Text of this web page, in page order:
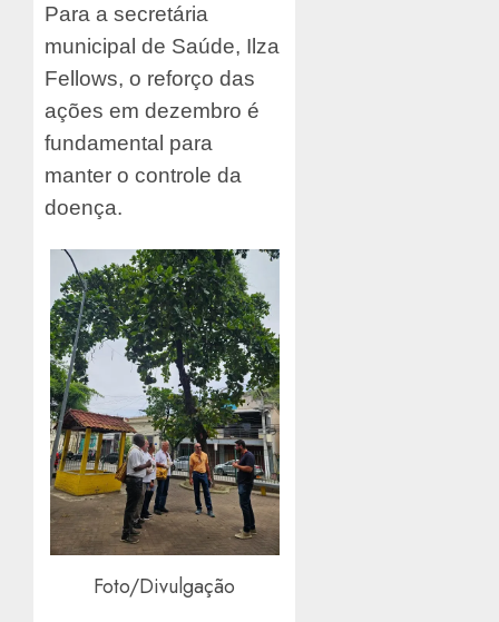
Para a secretária
municipal de Saúde, Ilza
Fellows, o reforço das
ações em dezembro é
fundamental para
manter o controle da
doença.
Foto/Divulgação